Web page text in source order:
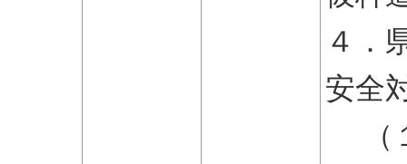
４．
安全
（